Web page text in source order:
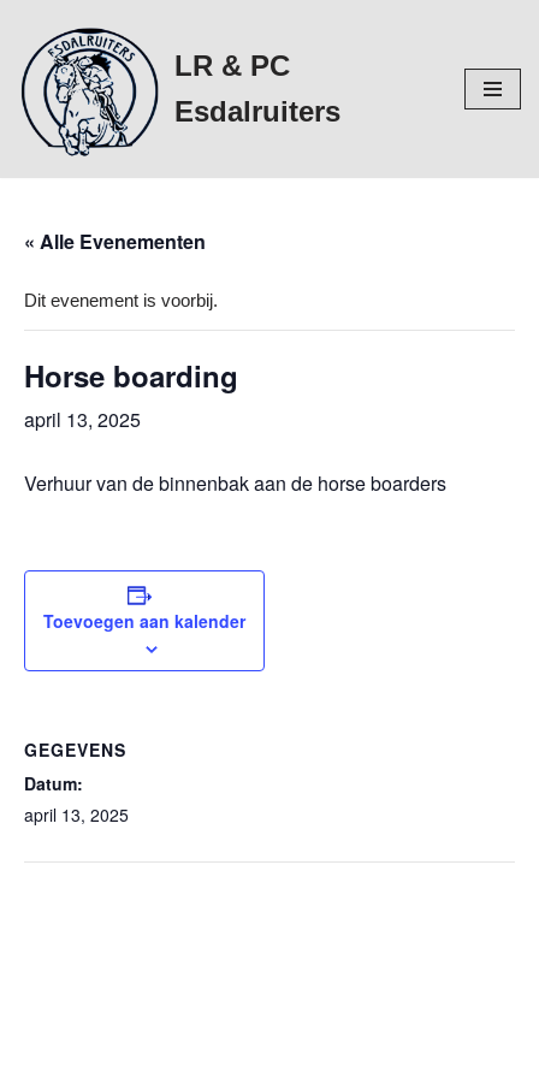
Ga
naar
de
inhoud
LR & PC
Esdalruiters
« Alle Evenementen
Dit evenement is voorbij.
Horse boarding
april 13, 2025
Verhuur van de binnenbak aan de horse boarders
Toevoegen aan kalender
GEGEVENS
Datum:
april 13, 2025